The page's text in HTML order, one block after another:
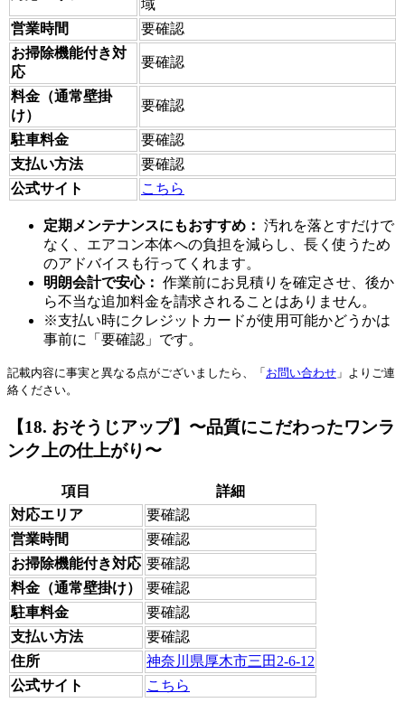
域
営業時間
要確認
お掃除機能付き対
応
要確認
料金（通常壁掛
け）
要確認
駐車料金
要確認
支払い方法
要確認
公式サイト
こちら
定期メンテナンスにもおすすめ： 汚れを落とすだけで
なく、エアコン本体への負担を減らし、長く使うため
のアドバイスも行ってくれます。
明朗会計で安心： 作業前にお見積りを確定させ、後か
ら不当な追加料金を請求されることはありません。
※支払い時にクレジットカードが使用可能かどうかは
事前に「要確認」です。
記載内容に事実と異なる点がございましたら、「 お問い合わせ 」よりご連
絡ください。
【18. おそうじアップ】〜品質にこだわったワンラ
ンク上の仕上がり〜
項目
詳細
対応エリア
要確認
営業時間
要確認
お掃除機能付き対応 要確認
料金（通常壁掛け）
要確認
駐車料金
要確認
支払い方法
要確認
住所
神奈川県厚木市三田2-6-12
公式サイト
こちら